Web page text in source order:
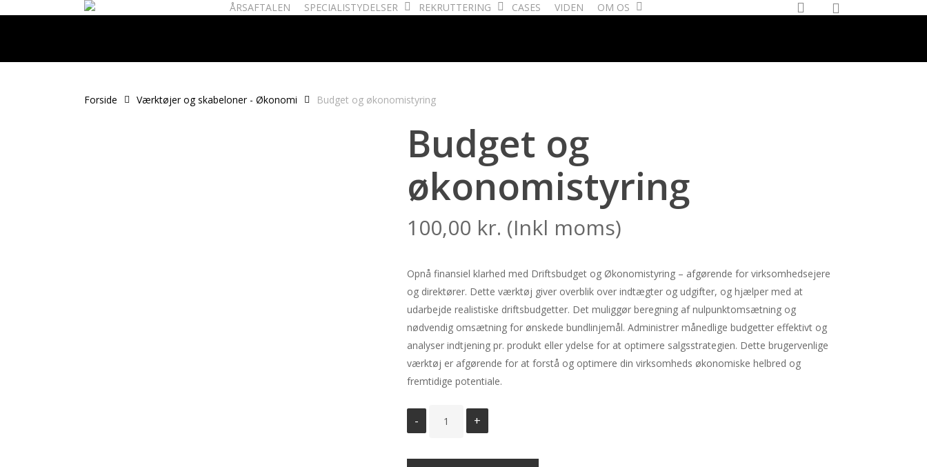
content
ÅRSAFTALEN SPECIALISTYDELSER REKRUTTERING CASES VIDEN OM OS account
Forside Værktøjer og skabeloner - Økonomi Budget og økonomistyring
Budget og
økonomistyring
100,00 kr. (Inkl moms)
Opnå finansiel klarhed med Driftsbudget og Økonomistyring – afgørende for virksomhedsejere
og direktører. Dette værktøj giver overblik over indtægter og udgifter, og hjælper med at
udarbejde realistiske driftsbudgetter. Det muliggør beregning af nulpunktomsætning og
nødvendig omsætning for ønskede bundlinjemål. Administrer månedlige budgetter effektivt og
analyser indtjening pr. produkt eller ydelse for at optimere salgsstrategien. Dette brugervenlige
værktøj er afgørende for at forstå og optimere din virksomheds økonomiske helbred og
fremtidige potentiale.